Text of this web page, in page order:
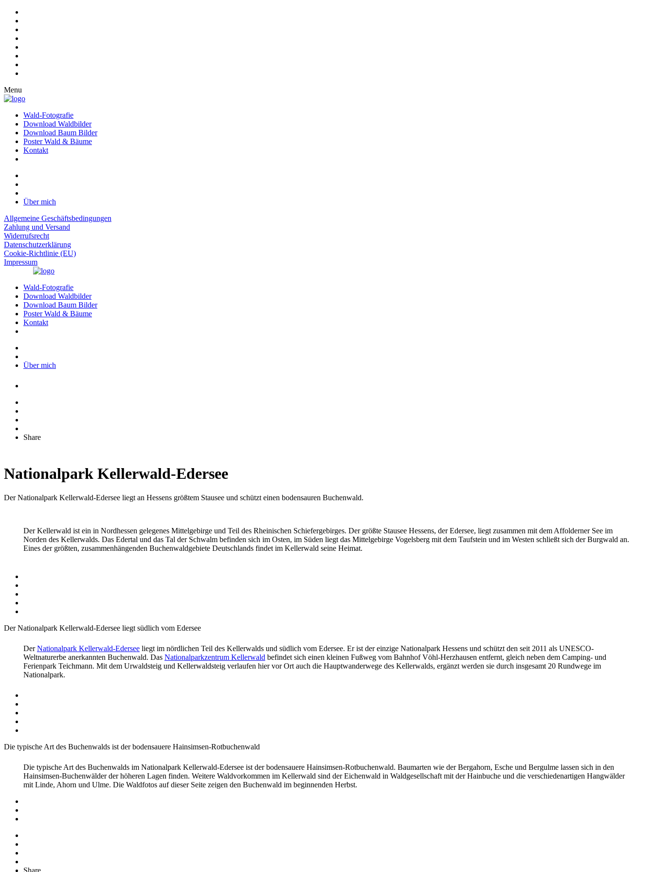
Menu
Wald-Fotografie
Download Waldbilder
Download Baum Bilder
Poster Wald & Bäume
Kontakt
Über mich
Allgemeine Geschäftsbedingungen
Zahlung und Versand
Widerrufsrecht
Datenschutzerklärung
Cookie-Richtlinie (EU)
Impressum
Wald-Fotografie
Download Waldbilder
Download Baum Bilder
Poster Wald & Bäume
Kontakt
Über mich
Share
Nationalpark Kellerwald-Edersee
Der Nationalpark Kellerwald-Edersee liegt an Hessens größtem Stausee und schützt einen bodensauren Buchenwald.
Der Kellerwald ist ein in Nordhessen gelegenes Mittelgebirge und Teil des Rheinischen Schiefergebirges. Der größte Stausee Hessens, derEdersee, liegt zusammen mit dem Affolderner See im
Norden des Kellerwalds. Das Edertal und das Tal der Schwalm befinden sich im Osten, im Süden liegt das Mittelgebirge Vogelsberg mit dem Taufstein und im Westen schließt sich derBurgwald an.
Eines der größten, zusammenhängenden Buchenwaldgebiete Deutschlands findet im Kellerwald seine Heimat.
Der Nationalpark Kellerwald-Edersee liegt südlich vom Edersee
DerNationalpark Kellerwald-Edersee liegt im nördlichen Teil des Kellerwalds und südlich vom Edersee. Er ist der einzige Nationalpark Hessens und schützt den seit 2011 als UNESCO-
Weltnaturerbe anerkannten Buchenwald. Das Nationalparkzentrum Kellerwald befindet sich einen kleinen Fußweg vom BahnhofVöhl-Herzhausen entfernt, gleich neben dem Camping- und
Ferienpark Teichmann. Mit dem Urwaldsteig und Kellerwaldsteig verlaufen hier vor Ort auch die Hauptwanderwege des Kellerwalds, ergänzt werden sie durch insgesamt 20 Rundwege im
Nationalpark.
Die typische Art des Buchenwalds ist der bodensauere Hainsimsen-Rotbuchenwald
Die typische Art des Buchenwalds im Nationalpark Kellerwald-Edersee ist der bodensauere Hainsimsen-Rotbuchenwald. Baumarten wie derBergahorn, Esche und Bergulme lassen sich in den
Hainsimsen-Buchenwälder der höheren Lagen finden. Weitere Waldvorkommen im Kellerwald sind derEichenwald in Waldgesellschaft mit der Hainbuche und die verschiedenartigen Hangwälder
mit Linde, Ahorn und Ulme. Die Waldfotos auf dieser Seite zeigen den Buchenwald im beginnenden Herbst.
Share